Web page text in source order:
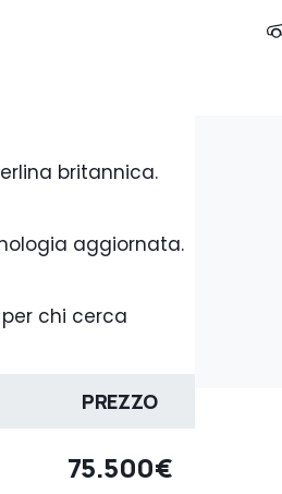
britannica.
aggiornata.
per chi cerca
PREZZO
75.500€